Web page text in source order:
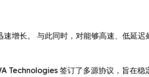
增长。 与此同时，对能够高速、低延
Technologies 签订了多源协议，旨在稳